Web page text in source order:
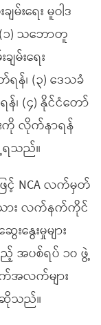
းရေး မူဝါဒ
၁) သဘောတူ
မ်းရေး
န်၊ (၃) ဒေသခံ
န်၊ (၄) နိုင်ငံတော်
ကို လိုက်နာရန်
သည်။
င့် NCA လက်မှတ်
သား လက်နက်ကိုင်
နွေးမှုများ
အပစ်ရပ် ၁၀ ဖွဲ့
က်အလက်များ
သည်။